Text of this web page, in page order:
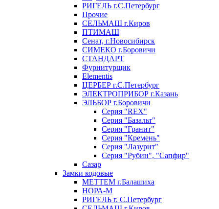
РИГЕЛЬ г.С.Петербург
Прочие
СЕЛЬМАШ г.Киров
ПТИМАШ
Сенат, г.Новосибирск
СИМЕКО г.Боровичи
СТАНДАРТ
Фурнитурщик
Elementis
ЦЕРБЕР г.С.Петербург
ЭЛЕКТРОПРИБОР г.Казань
ЭЛЬБОР г.Боровичи
Серия "REX"
Серия "Базальт"
Серия "Гранит"
Серия "Кремень"
Серия "Лазурит"
Серия "Рубин", "Сапфир"
Сазар
Замки кодовые
МЕТТЕМ г.Балашиха
НОРА-М
РИГЕЛЬ г. С.Петербург